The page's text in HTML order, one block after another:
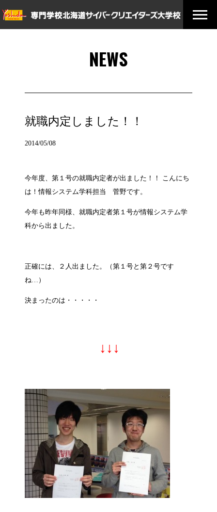
NEWS
就職内定しました！！
2014/05/08
今年度、第１号の就職内定者が出ました！！ こんにち
は！情報システム学科担当 菅野です。
今年も昨年同様、就職内定者第１号が情報システム学
科から出ました。
正確には、２人出ました。（第１号と第２号です
ね…）
決まったのは・・・・・
↓↓↓